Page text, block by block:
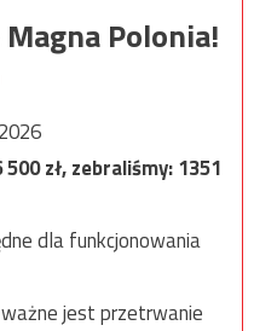
Polonia!
500zł, zebraliśmy:1351
dla funkcjonowania
jest przetrwanie